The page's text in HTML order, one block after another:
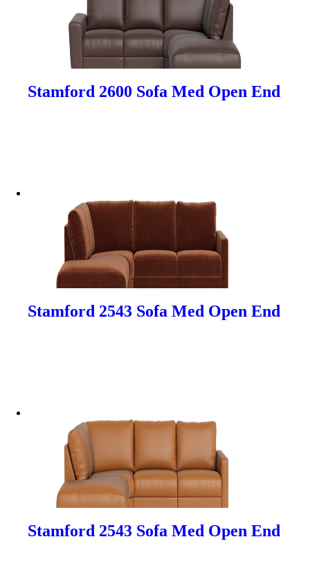
Stamford 2600 Sofa Med Open End
Stamford 2543 Sofa Med Open End
Stamford 2543 Sofa Med Open End